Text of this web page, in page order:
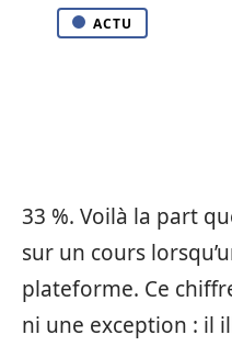
ACTU
33 %. Voilà la part
sur un cours
plateforme. Ce
ni une exception : il